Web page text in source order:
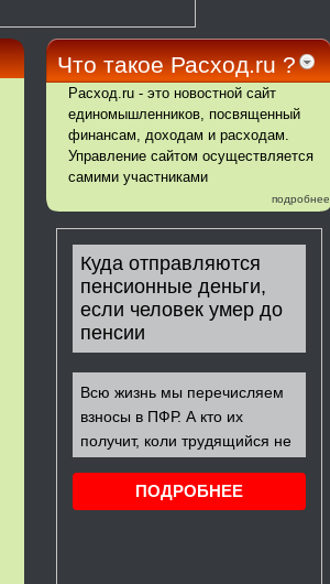
Что такое Расход.ru ?
Расход.ru - это новостной сайт
единомышленников, посвященный
финансам, доходам и расходам.
Управление сайтом осуществляется
самими участниками
подробнее